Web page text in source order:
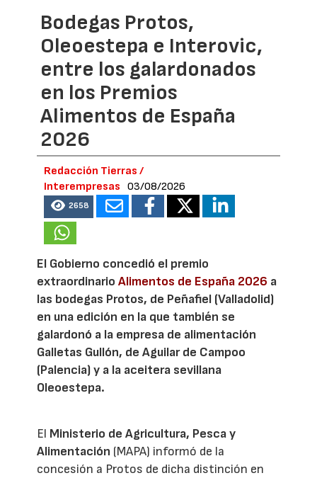
Bodegas Protos,
Oleoestepa e Interovic,
entre los galardonados
en los Premios
Alimentos de España
2026
Redacción Tierras /
Interempresas
03/08/2026
2658
El Gobierno concedió el premio
extraordinarioAlimentos de España 2026 a
las bodegas Protos, de Peñafiel (Valladolid)
en una edición en la que también se
galardonó a la empresa de alimentación
Galletas Gullón, de Aguilar de Campoo
(Palencia) y a la aceitera sevillana
Oleoestepa.
El Ministerio de Agricultura, Pesca y
Alimentación (MAPA) informó de la
concesión a Protos de dicha distinción en